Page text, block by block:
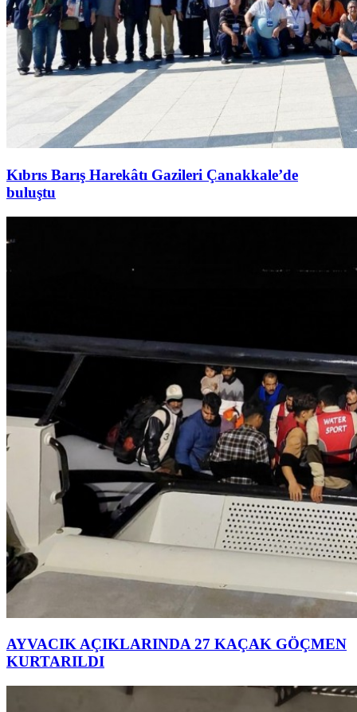
Kıbrıs Barış Harekâtı Gazileri Çanakkale’de
buluştu
AYVACIK AÇIKLARINDA 27 KAÇAK GÖÇMEN
KURTARILDI